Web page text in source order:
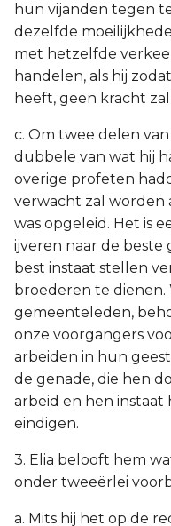
hun vijanden tegen
dezelfde
met hetzelfde
handelen, als hij
heeft, geen kracht
c. Om twee delen
dubbele van wat hij
overige profeten
verwacht zal worden
was opgeleid. Het is
ijveren naar de beste
best instaat stellen
broederen te dienen.
gemeenteleden,
onze voorgangers
arbeiden in hun
de genade, die hen
arbeid en hen
eindigen.
3. Elia belooft hem
onder tweeërlei
a. Mits hij het op de